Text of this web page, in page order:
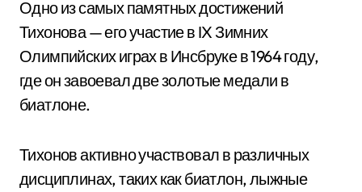
Одно из самых памятных достижений
Тихонова — его участие в IX Зимних
Олимпийских играх в Инсбруке в 1964 году,
где он завоевал две золотые медали в
биатлоне.
Тихонов активно участвовал в различных
дисциплинах, таких как биатлон, лыжные